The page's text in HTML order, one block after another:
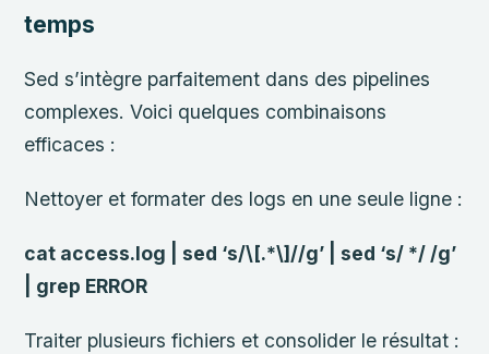
temps
Sed s’intègre parfaitement dans des pipelines
complexes. Voici quelques combinaisons
efficaces :
Nettoyer et formater des logs en une seule ligne :
cat access.log | sed ‘s/\[.*\]//g’ | sed ‘s/ */ /g’
| grep ERROR
Traiter plusieurs fichiers et consolider le résultat :